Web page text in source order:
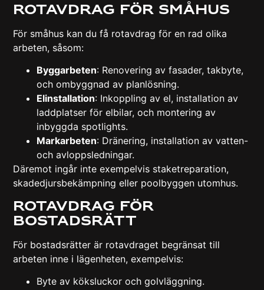
Rotavdrag för småhus
För småhus kan du få rotavdrag för en rad olika
arbeten, såsom:
Byggarbeten: Renovering av fasader, takbyte,
och ombyggnad av planlösning.
Elinstallation: Inkoppling av el, installation av
laddplatser för elbilar, och montering av
inbyggda spotlights.
Markarbeten: Dränering, installation av vatten-
och avloppsledningar.
Däremot ingår inte exempelvis staketreparation,
skadedjursbekämpning eller poolbyggen utomhus.
Rotavdrag för
bostadsrätt
För bostadsrätter är rotavdraget begränsat till
arbeten inne i lägenheten, exempelvis:
Byte av köksluckor och golvläggning.